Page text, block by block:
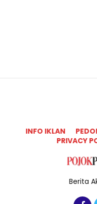
INFO IKLAN
PRIVACY
Berita